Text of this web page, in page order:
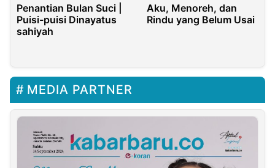
Penantian Bulan Suci |
Puisi-puisi Dinayatus
sahiyah
Aku, Menoreh, dan
Rindu yang Belum Usai
MEDIA PARTNER